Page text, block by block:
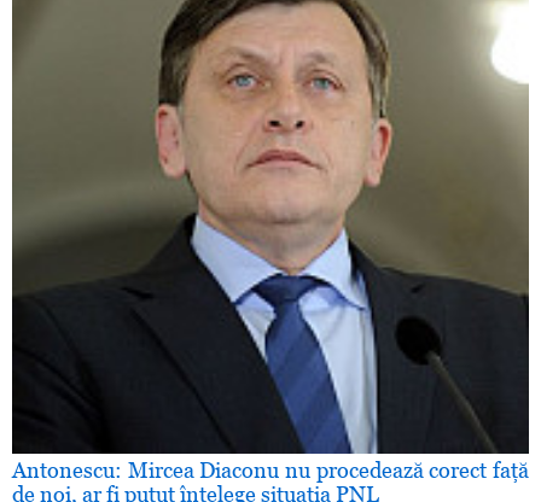
Antonescu: Mircea Diaconu nu procedează corect faţă
de noi, ar fi putut înţelege situaţia PNL